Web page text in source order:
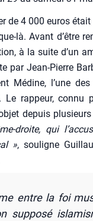
de 4 000 euros
là. Avant d’être
à la suite d’un
par Jean-Pierre
Médine, l’une
Le rap­peur, connu
depuis
droite, qui
», sou­ligne
entre la foi
sup­po­sé